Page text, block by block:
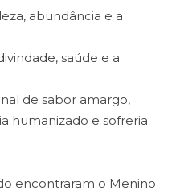
abundância e a
saúde e a
de sabor amargo,
humanizado e sofreria
encontraram o Menino